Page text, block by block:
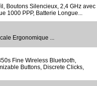
Boutons Silencieux, 2,4 GHz avec
1000 PPP, Batterie Longue...
Ergonomique ...
Fine Wireless Bluetooth,
Buttons, Discrete Clicks,